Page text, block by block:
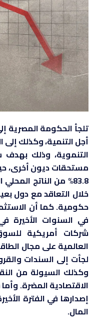
تلجأ الحكومة المصرية
أجل التنمية، وكذلك إلى
التنموية، وذلك بهدف
مستحقات ديون أخرى،
83.8% من الناتج المحلي الإجمالي لسنة 2019
خلال التعاقد مع دول
حكومية. كما أن
في السنوات الأخيرة
شركات أمريكية
العالمية على مجال
لجأت إلى السندات
وكذلك السيولة من
الاقتصادية المضرة.
إصدارها في الفترة
المال.